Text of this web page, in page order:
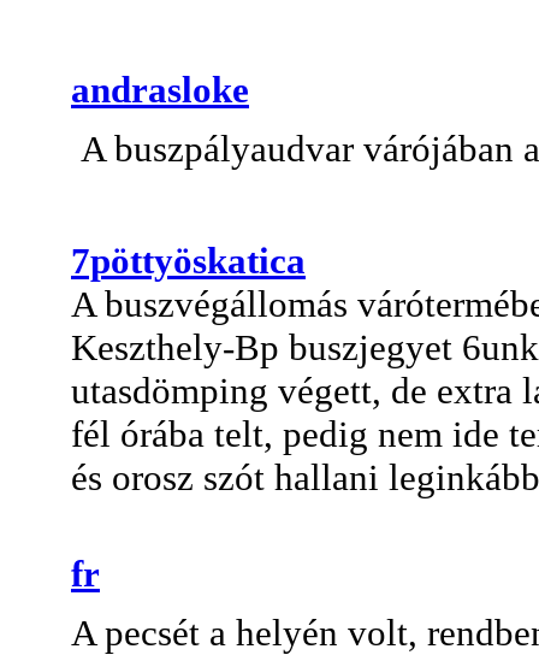
andrasloke
A buszpályaudvar várójában
7pöttyöskatica
A buszvégállomás
Keszthely-Bp buszjegyet
utasdömping végett, de extra
fél órába telt, pedig nem ide
és orosz szót hallani
fr
A pecsét a helyén volt,